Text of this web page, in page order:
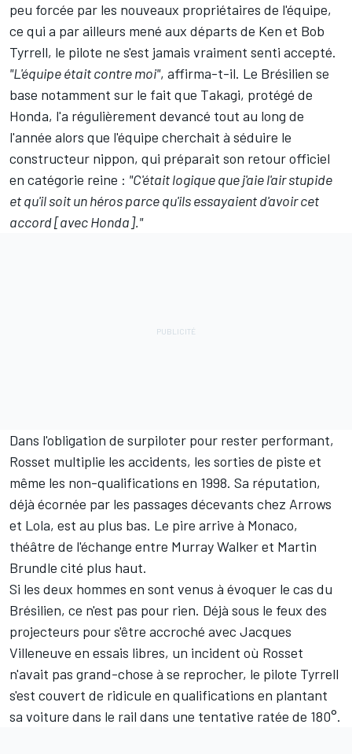
peu forcée par les nouveaux propriétaires de l'équipe,
ce qui a par ailleurs mené aux départs de Ken et Bob
Tyrrell, le pilote ne s'est jamais vraiment senti accepté.
"L'équipe était contre moi", affirma-t-il. Le Brésilien se
base notamment sur le fait que Takagi, protégé de
Honda, l'a régulièrement devancé tout au long de
l'année alors que l'équipe cherchait à séduire le
constructeur nippon, qui préparait son retour officiel
en catégorie reine : "C'était logique que j'aie l'air stupide
et qu'il soit un héros parce qu'ils essayaient d'avoir cet
accord [avec Honda]."
Dans l'obligation de surpiloter pour rester performant,
Rosset multiplie les accidents, les sorties de piste et
même les non-qualifications en 1998. Sa réputation,
déjà écornée par les passages décevants chez Arrows
et Lola, est au plus bas. Le pire arrive à Monaco,
théâtre de l'échange entre Murray Walker et Martin
Brundle cité plus haut.
Si les deux hommes en sont venus à évoquer le cas du
Brésilien, ce n'est pas pour rien. Déjà sous le feux des
projecteurs pour s'être accroché avec Jacques
Villeneuve en essais libres, un incident où Rosset
n'avait pas grand-chose à se reprocher, le pilote Tyrrell
s'est couvert de ridicule en qualifications en plantant
sa voiture dans le rail dans une tentative ratée de 180°.